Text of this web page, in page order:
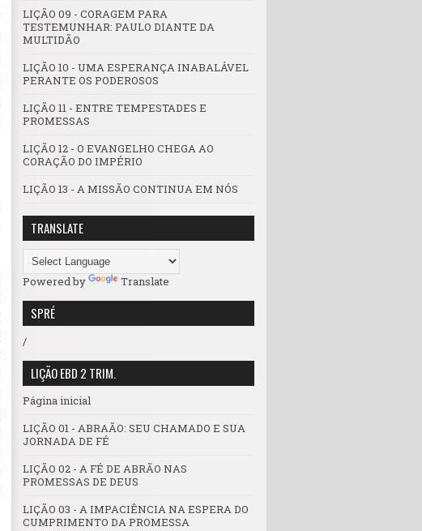
LIÇÃO 09 - CORAGEM PARA
TESTEMUNHAR: PAULO DIANTE DA
MULTIDÃO
LIÇÃO 10 - UMA ESPERANÇA INABALÁVEL
PERANTE OS PODEROSOS
LIÇÃO 11 - ENTRE TEMPESTADES E
PROMESSAS
LIÇÃO 12 - O EVANGELHO CHEGA AO
CORAÇÃO DO IMPÉRIO
LIÇÃO 13 - A MISSÃO CONTINUA EM NÓS
TRANSLATE
Powered by Translate
SPRÉ
/
LIÇÃO EBD 2 TRIM.
Página inicial
LIÇÃO 01 - ABRAÃO: SEU CHAMADO E SUA
JORNADA DE FÉ
LIÇÃO 02 - A FÉ DE ABRÃO NAS
PROMESSAS DE DEUS
LIÇÃO 03 - A IMPACIÊNCIA NA ESPERA DO
CUMPRIMENTO DA PROMESSA